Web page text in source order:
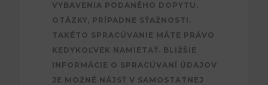
VYBAVENIA PODANÉHO DOPYTU,
OTÁZKY, PRÍPADNE SŤAŽNOSTI.
TAKÉTO SPRACÚVANIE MÁTE PRÁVO
KEDYKOĽVEK NAMIETAŤ. BLIŽŠIE
INFORMÁCIE O SPRACÚVANÍ ÚDAJOV
JE MOŽNÉ NÁJSŤ V SAMOSTATNEJ